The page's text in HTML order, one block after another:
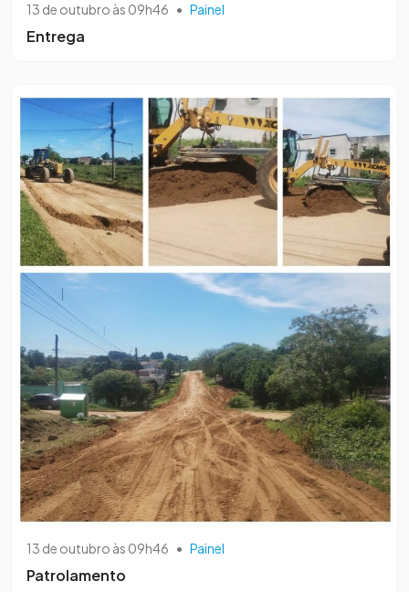
13 de outubro às 09h46 • Painel
Entrega
13 de outubro às 09h46 • Painel
Patrolamento